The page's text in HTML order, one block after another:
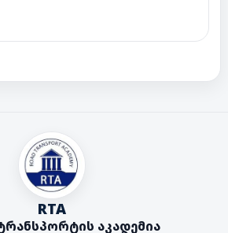
RTA
აკადემია